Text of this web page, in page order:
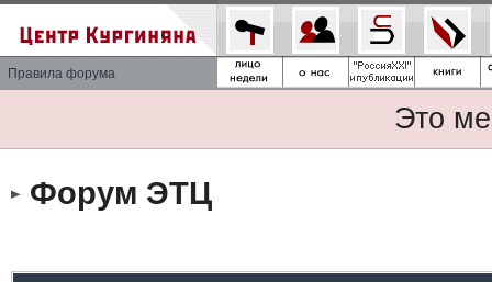
Правила форума
Это
Форум ЭТЦ